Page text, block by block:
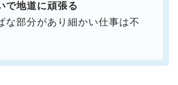
で地道に頑張る
な部分があり細かい仕事は不